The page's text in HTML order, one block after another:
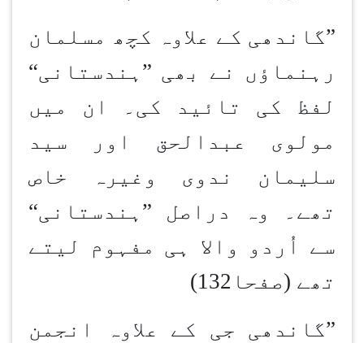
”گاندھی کے علاوہ کچھ مسلمان
رہنماؤں نے بھی ” ہندستانی“
لفظ کی تائید کی۔ ان میں
مولوی عبدالحق اور سید
سلیمان ندوی وغیرہ خاص
تھے۔ وہ دراصل ” ہندستانی“
سے اُردو والا ہی مفہوم لیتے
تھے (صفحا132)
”گاندھی جی کے علاوہ انجمن